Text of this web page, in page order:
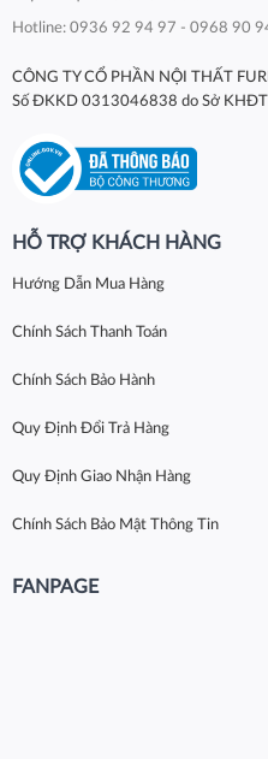
Hotline: 0936 92 94 97 - 0968 90
CÔNG TY CỔ PHẦN NỘI THẤT
Số ĐKKD 0313046838 do Sở
HỖ TRỢ KHÁCH HÀNG
Hướng Dẫn Mua Hàng
Chính Sách Thanh Toán
Chính Sách Bảo Hành
Quy Định Đổi Trả Hàng
Quy Định Giao Nhận Hàng
Chính Sách Bảo Mật Thông Tin
FANPAGE